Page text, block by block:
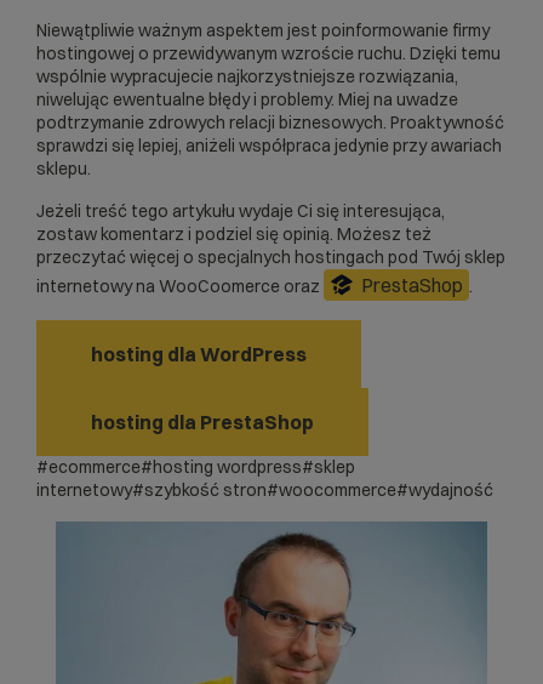
Niewątpliwie ważnym aspektem jest poinformowanie firmy
hostingowej o przewidywanym wzroście ruchu. Dzięki temu
wspólnie wypracujecie najkorzystniejsze rozwiązania,
niwelując ewentualne błędy i problemy. Miej na uwadze
podtrzymanie zdrowych relacji biznesowych. Proaktywność
sprawdzi się lepiej, aniżeli współpraca jedynie przy awariach
sklepu.
Jeżeli treść tego artykułu wydaje Ci się interesująca,
zostaw komentarz i podziel się opinią. Możesz też
przeczytać więcej o specjalnych hostingach pod Twój sklep
internetowy na WooCoomerce oraz
PrestaShop .
hosting dla WordPress
hosting dla PrestaShop
#ecommerce#hosting wordpress#sklep
internetowy#szybkość stron#woocommerce#wydajność